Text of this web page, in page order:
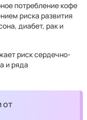
потребление кофе
риска развития
диабет, рак и
риск сердечно-
и ряда
от